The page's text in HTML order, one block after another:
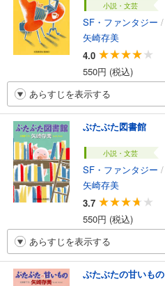
小説・文芸
SF・ファンタジー /
矢崎存美
4.0
550円 (税込)
あらすじを表示する
ぶたぶた図書館
小説・文芸
SF・ファンタジー /
矢崎存美
3.7
550円 (税込)
あらすじを表示する
ぶたぶたの甘いもの